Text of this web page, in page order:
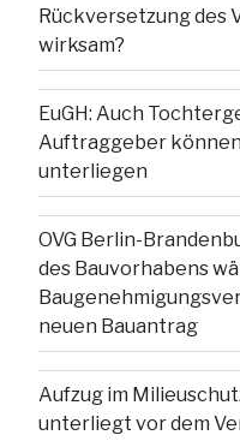
Rückversetzung des
wirksam?
EuGH: Auch
Auftraggeber
unterliegen
OVG Berlin-
des Bauvorhabens
neuen Bauantrag
Aufzug im
unterliegt vor dem